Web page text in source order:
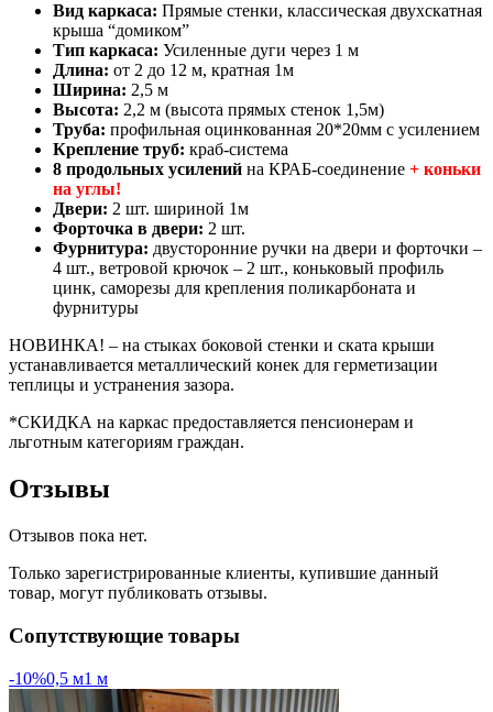
Вид каркаса: Прямые стенки, классическая двухскатная
крыша “домиком”
Тип каркаса: Усиленные дуги через 1 м
Длина: от 2 до 12 м, кратная 1м
Ширина: 2,5 м
Высота: 2,2 м (высота прямых стенок 1,5м)
Труба: профильная оцинкованная 20*20мм с усилением
Крепление труб: краб-система
8 продольных усилений на КРАБ-соединение + коньки
на углы!
Двери: 2 шт. шириной 1м
Форточка в двери: 2 шт.
Фурнитура: двусторонние ручки на двери и форточки –
4 шт., ветровой крючок – 2 шт., коньковый профиль
цинк, саморезы для крепления поликарбоната и
фурнитуры
НОВИНКА! – на стыках боковой стенки и ската крыши
устанавливается металлический конек для герметизации
теплицы и устранения зазора.
*СКИДКА на каркас предоставляется пенсионерам и
льготным категориям граждан.
Отзывы
Отзывов пока нет.
Только зарегистрированные клиенты, купившие данный
товар, могут публиковать отзывы.
Сопутствующие товары
-10%0,5 м1 м